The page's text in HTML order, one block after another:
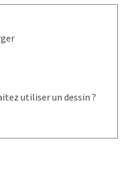
utiliser un dessin ?